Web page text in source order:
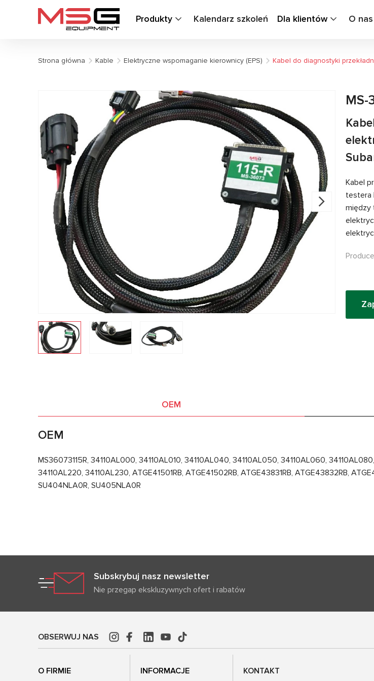
Produkty Kalendarz szkoleń Dla klientów O nas
Strona główna Kable Elektryczne wspomaganie kierownicy (EPS) Kabel do diagnostyki
MS-
Kabel
testera
między
OEM
OEM
MS36073115R, 34110AL000, 34110AL010, 34110AL040, 34110AL050, 34110AL060,
34110AL220, 34110AL230, ATGE41501RB, ATGE41502RB, ATGE43831RB, ATGE43832RB,
SU404NLA0R, SU405NLA0R
Subskrybuj nasz newsletter
Nie przegap ekskluzywnych ofert i rabatów
OBSERWUJ NAS
O FIRMIE INFORMACJE KONTAKT